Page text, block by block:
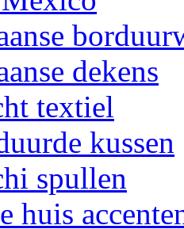
dekens
textiel
kussen
spullen
huis